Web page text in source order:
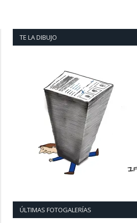
TE LA DIBUJO
ÚLTIMAS FOTOGALERÍAS